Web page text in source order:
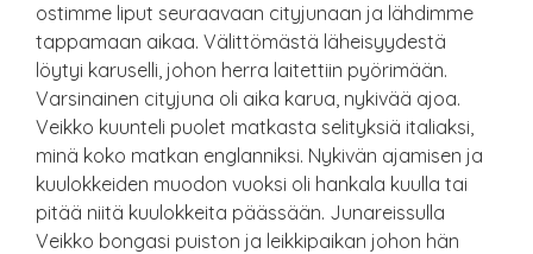
ostimme liput seuraavaan cityjunaan ja lähdimme
tappamaan aikaa. Välittömästä läheisyydestä
löytyi karuselli, johon herra laitettiin pyörimään.
Varsinainen cityjuna oli aika karua, nykivää ajoa.
Veikko kuunteli puolet matkasta selityksiä italiaksi,
minä koko matkan englanniksi. Nykivän ajamisen ja
kuulokkeiden muodon vuoksi oli hankala kuulla tai
pitää niitä kuulokkeita päässään. Junareissulla
Veikko bongasi puiston ja leikkipaikan johon hän